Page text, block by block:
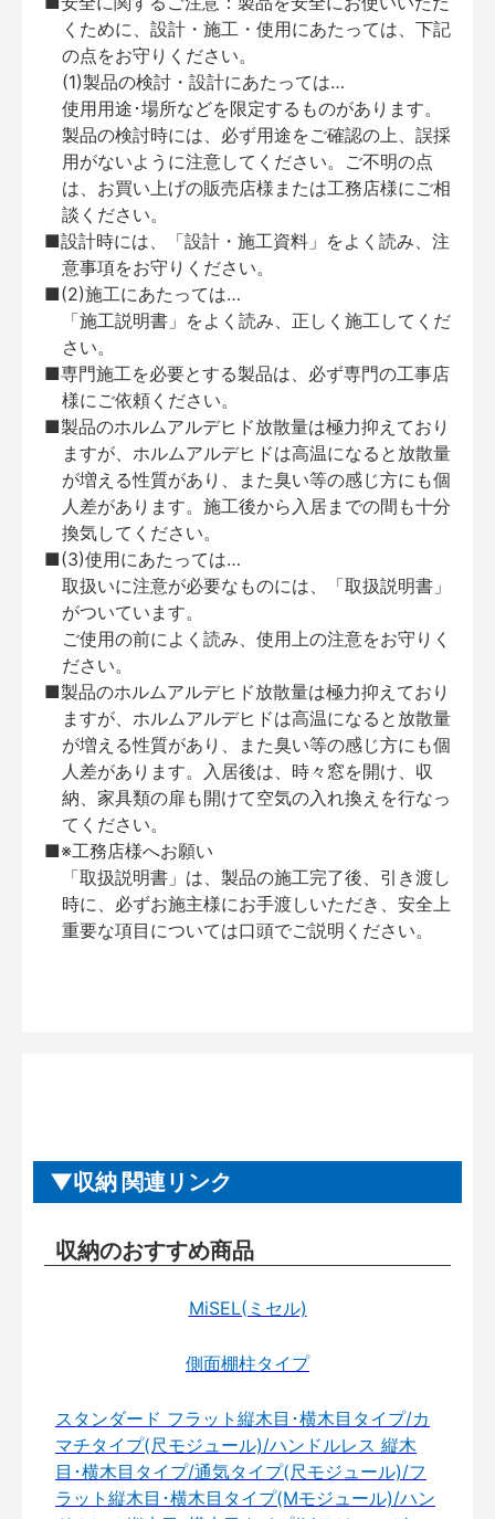
くために、設計・施工・使用にあたっては、下記
の点をお守りください。
(1)製品の検討・設計にあたっては…
使用用途･場所などを限定するものがあります。
製品の検討時には、必ず用途をご確認の上、誤採
用がないように注意してください。ご不明の点
は、お買い上げの販売店様または工務店様にご相
談ください。
■設計時には、「設計・施工資料」をよく読み、注
意事項をお守りください。
■(2)施工にあたっては…
「施工説明書」をよく読み、正しく施工してくだ
さい。
■専門施工を必要とする製品は、必ず専門の工事店
様にご依頼ください。
■製品のホルムアルデヒド放散量は極力抑えており
ますが、ホルムアルデヒドは高温になると放散量
が増える性質があり、また臭い等の感じ方にも個
人差があります。施工後から入居までの間も十分
換気してください。
■(3)使用にあたっては…
取扱いに注意が必要なものには、「取扱説明書」
がついています。
ご使用の前によく読み、使用上の注意をお守りく
ださい。
■製品のホルムアルデヒド放散量は極力抑えており
ますが、ホルムアルデヒドは高温になると放散量
が増える性質があり、また臭い等の感じ方にも個
人差があります。入居後は、時々窓を開け、収
納、家具類の扉も開けて空気の入れ換えを行なっ
てください。
■※工務店様へお願い
「取扱説明書」は、製品の施工完了後、引き渡し
時に、必ずお施主様にお手渡しいただき、安全上
重要な項目については口頭でご説明ください。
収納 関連リンク
収納のおすすめ商品
MiSEL(ミセル)
側面棚柱タイプ
スタンダード フラット縦木目･横木目タイプ/カ
マチタイプ(尺モジュール)/ハンドルレス 縦木
目･横木目タイプ/通気タイプ(尺モジュール)/フ
ラット縦木目･横木目タイプ(Mモジュール)/ハン